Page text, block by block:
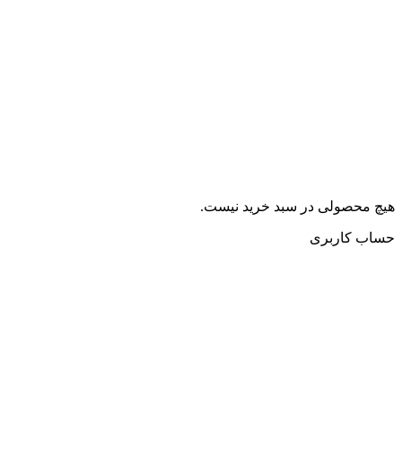
هیچ محصولی در سبد خرید نیست.
حساب کاربری